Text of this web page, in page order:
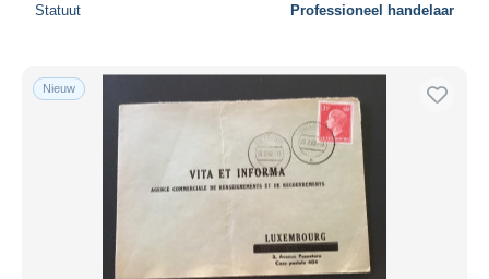
Statuut Professioneel handelaar
Nieuw